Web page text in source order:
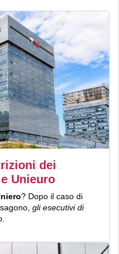
dei
Unieuro
? Dopo il caso di
gli esecutivi di